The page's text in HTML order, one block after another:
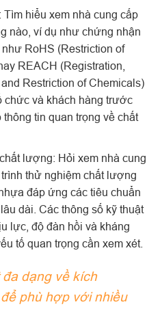
hiểu xem nhà cung cấp
nào, ví dụ như chứng nhận
RoHS (Restriction of
REACH (Registration,
Restriction of Chemicals)
chức và khách hàng trước
tin quan trọng về chất
lượng: Hỏi xem nhà cung
thử nghiệm chất lượng
đáp ứng các tiêu chuẩn
dài. Các thông số kỹ thuật
lực, độ đàn hồi và kháng
tố quan trọng cần xem xét.
đa dạng về kích
phù hợp với nhiều